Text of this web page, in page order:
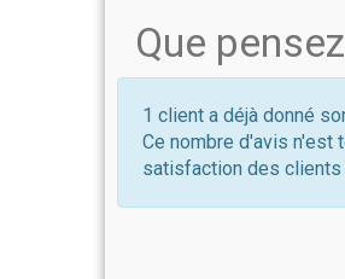
Que
1 client a déjà donné
Ce nombre d'avis n'est
satisfaction des